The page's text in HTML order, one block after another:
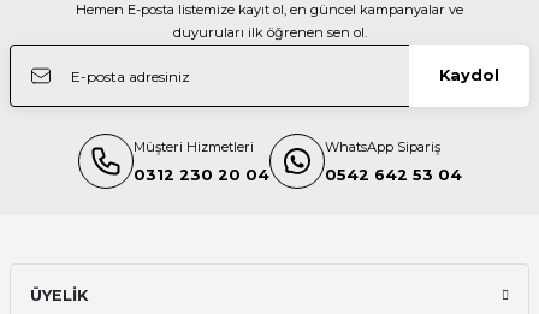
Manfrotto 200PL Hızlı Kullanım Plate
1.200,00 TL
Manfrotto
Hemen E-posta listemize kayıt ol, en güncel kampanyalar ve
duyuruları ilk öğrenen sen ol.
Kaydol
Müşteri Hizmetleri
0312 230 20 04
WhatsApp Sipariş
0542 642 53 04
ÜYELİK